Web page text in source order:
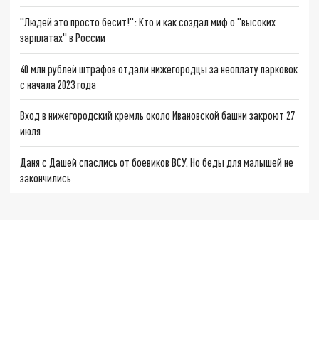
"Людей это просто бесит!": Кто и как создал миф о "высоких
зарплатах" в России
40 млн рублей штрафов отдали нижегородцы за неоплату парковок
с начала 2023 года
Вход в нижегородский кремль около Ивановской башни закроют 27
июля
Даня с Дашей спаслись от боевиков ВСУ. Но беды для малышей не
закончились